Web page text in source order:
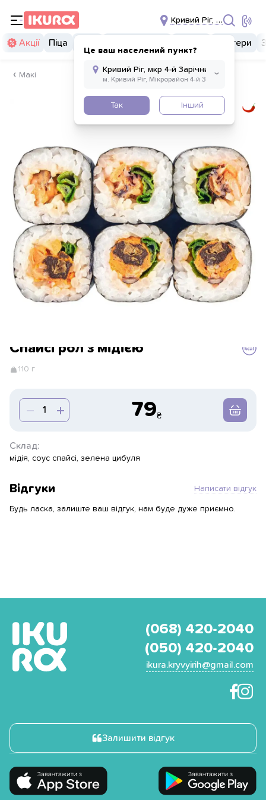
Кривий Ріг, мкр 4-й
Це ваш населений пункт?
Так Інший
Акції Піца Бургери
Макі
Спайсі рол з мідією
110 г
79
Склад:
мідія, соус спайсі, зелена цибуля
Відгуки Написати відгук
Будь ласка, залиште ваш відгук, нам буде дуже приємно.
(068) 420-2040
(050) 420-2040
ikura.kryvyirih@gmail.com
Залишити відгук